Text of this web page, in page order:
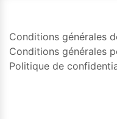
Conditions générales
Conditions générales
Politique de